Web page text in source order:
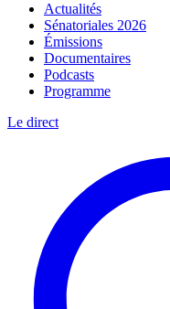
Actualités
Sénatoriales 2026
Émissions
Documentaires
Podcasts
Programme
Le direct